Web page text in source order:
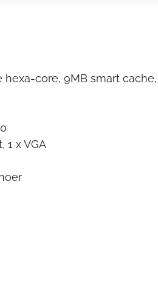
core, 9MB smart cache,
1 x VGA